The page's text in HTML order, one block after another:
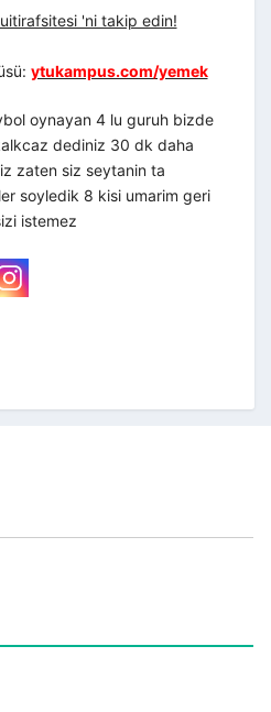
'ni takip edin!
ytukampus.com/yemek
oynayan 4 lu guruh bizde
dediniz 30 dk daha
zaten siz seytanin ta
soyledik 8 kisi umarim geri
istemez